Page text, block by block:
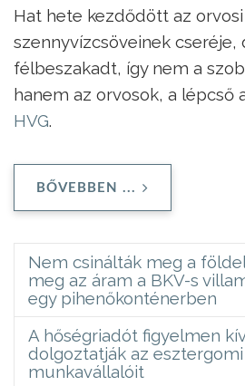
Hat hete kezdődött az
szennyvízcsöveinek cseréje,
félbeszakadt, így nem a
hanem az orvosok, a lépcső
HVG.
BŐVEBBEN ...
Nem csinálták meg a
meg az áram a BKV-s
egy pihenőkonténerben
A hőségriadót figyelmen
dolgoztatják az
munkavállalóit